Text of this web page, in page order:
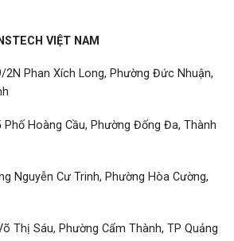
VIỆT NAM
2N Phan Xích Long, Phường Đức Nhuận,
Phố Hoàng Cầu, Phường Đống Đa, Thành
Nguyễn Cư Trinh, Phường Hòa Cường,
Thị Sáu, Phường Cẩm Thành, TP Quảng